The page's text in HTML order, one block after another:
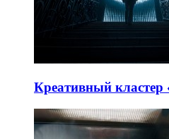
Креативный кластер